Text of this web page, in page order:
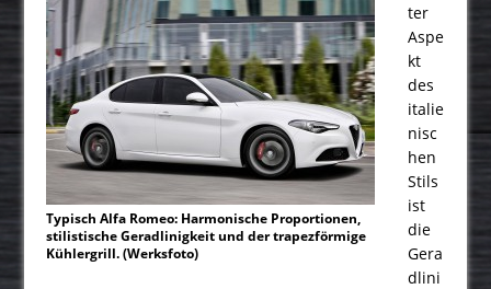
Typisch Alfa Romeo: Harmonische Proportionen,
stilistische Geradlinigkeit und der trapezförmige
Kühlergrill. (Werksfoto)
ter
Aspe
kt
des
italie
nisc
hen
Stils
ist
die
Gera
dlini